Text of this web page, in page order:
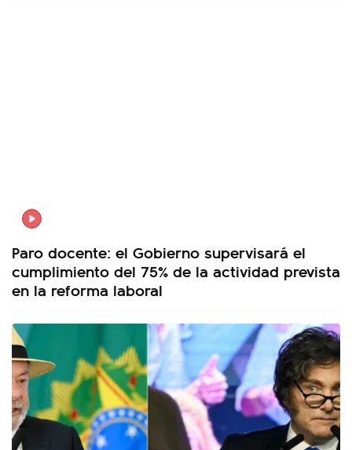
Paro docente: el Gobierno supervisará el
cumplimiento del 75% de la actividad prevista
en la reforma laboral